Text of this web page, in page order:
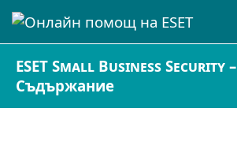
ESET Small Business Security –
Съдържание